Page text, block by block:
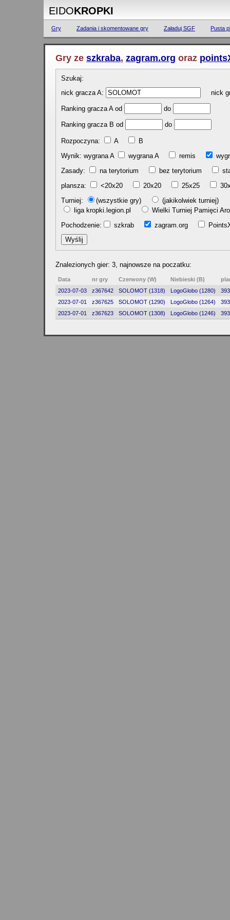
EIDOKROPKI
Gry Zadania i skomentowane gry Załaduj SGF Pusta
Gry ze szkraba, zagram.org oraz
Szukaj:
nick gracza A:
nick
Ranking gracza A od do
Ranking gracza B od do
Rozpoczyna: A
B
Wynik: wygrana A
wygrana A remis
Zasady:
na terytorium bez terytorium
plansza:
<20x20 20x20 25x25
Turniej:
(wszystkie gry)
(jakikolwiek turniej)
liga kropki.legion.pl
Wielki Turniej Pamięci
Pochodzenie:
szkrab zagram.org
Znalezionych gier: 3, najnowsze na poczatku:
Data nr gry Czerwony (W) Niebieski (B)
2023-07-03
z367642 SOLOMOT (1318) LogoGlobo (1280)
2023-07-01
z367625 SOLOMOT (1290) LogoGlobo (1264)
2023-07-01
z367623 SOLOMOT (1308) LogoGlobo (1246)